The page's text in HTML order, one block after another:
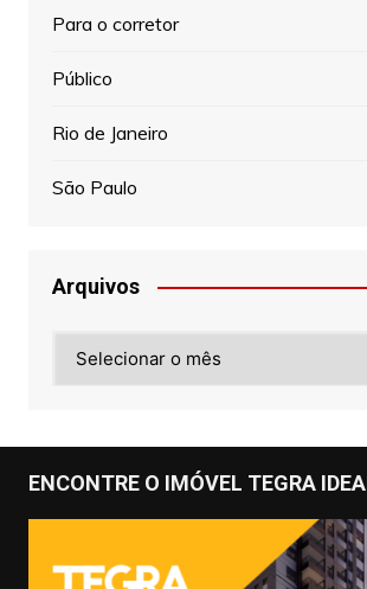
Para o corretor
Público
Rio de Janeiro
São Paulo
Arquivos
ENCONTRE O IMÓVEL TEGRA